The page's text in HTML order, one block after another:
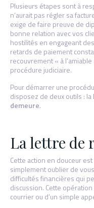
Plusieurs étapes sont à
n’aurait pas régler sa
exige de faire preuve de
bonne relation avec vos
hostilités en engageant
retards de paiement
recouvrement « à
procédure judiciaire.
Pour démarrer une
disposez de deux outils : la
demeure.
La lettre de
Cette action en douceur
simplement oublier de
difficultés financières qui
discussion. Cette
courrier ou d’un simple